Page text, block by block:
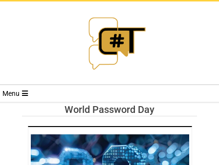
RIVISTA
TRENDS
Menu
World Password Day